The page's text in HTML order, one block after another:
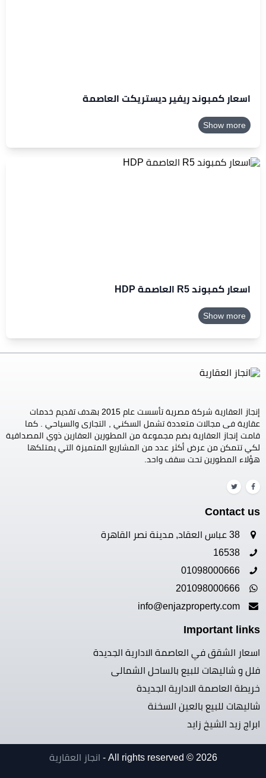
اسعار كمبوند ريفير ديستريكت العاصمة
Show more
اسعار كمبوند R5 العاصمة HDP
Show more
إنجاز العقارية شركة مصرية تأسست عام 2015 بهدف تقديم خدمات
عقارية فى مجالات متعددة تشمل السكني , التجارى والسياحي . كما
قامت إنجاز العقارية بضم مجموعة من المطورين العقارين ذوي المصداقية
لكي تتمكن من عرض أكثر عدد من المشاريع المتميزة التي يمتلكها
هؤلاء المطورين تحت سقف واحد.
Contact us
38 عباس العقاد, مدينة نصر القاهرة
16538
01098000666
201098000666
info@enjazproperty.com
Important links
اسعار الشقق في العاصمة الادارية الجديدة
فلل و شاليهات للبيع بالساحل الشمالى
خريطة العاصمة الادارية الجديدة
شاليهات للبيع بالعين السخنة
ابراج زيد الشيخ زايد
All rights reserved © 2026 - انجاز العقارية